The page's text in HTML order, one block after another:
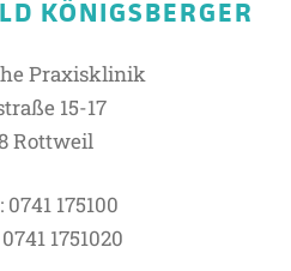
KÖNIGSBERGER
Praxisklinik
15-17
Rottweil
175100
1751020